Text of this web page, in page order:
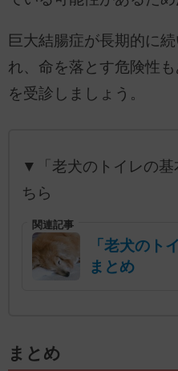
巨大結腸症が長期的に
れ、命を落とす危険性
を受診しましょう。
▼「老犬のトイレの基
ちら
関連記事
「老犬のト
まとめ
まとめ